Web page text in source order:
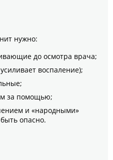
нужно:
до осмотра врача;
воспаление);
за помощью;
и «народными»
опасно.